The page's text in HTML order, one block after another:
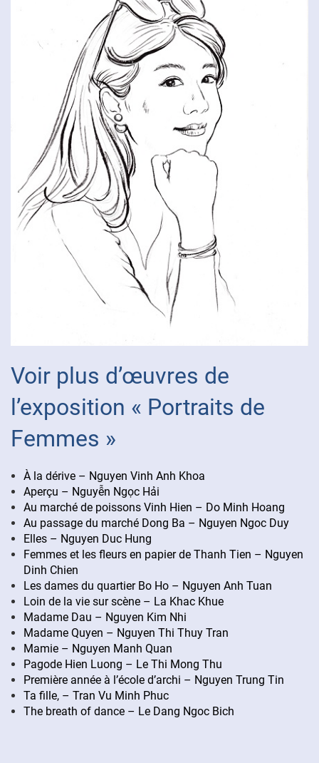
Voir plus d’œuvres de
l’exposition « Portraits de
Femmes »
À la dérive – Nguyen Vinh Anh Khoa
Aperçu – Nguyễn Ngọc Hải
Au marché de poissons Vinh Hien – Do Minh Hoang
Au passage du marché Dong Ba – Nguyen Ngoc Duy
Elles – Nguyen Duc Hung
Femmes et les fleurs en papier de Thanh Tien – Nguyen
Dinh Chien
Les dames du quartier Bo Ho – Nguyen Anh Tuan
Loin de la vie sur scène – La Khac Khue
Madame Dau – Nguyen Kim Nhi
Madame Quyen – Nguyen Thi Thuy Tran
Mamie – Nguyen Manh Quan
Pagode Hien Luong – Le Thi Mong Thu
Première année à l’école d’archi – Nguyen Trung Tin
Ta fille, – Tran Vu Minh Phuc
The breath of dance – Le Dang Ngoc Bich